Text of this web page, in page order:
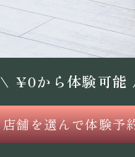
\ ¥0から体験可
店舗を選んで体験予